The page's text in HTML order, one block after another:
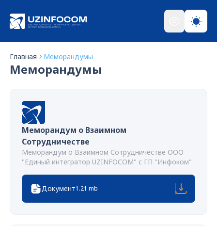
Главная Меморандумы
Меморандумы
Меморандум о Взаимном
Сотрудничестве
Меморандум о Взаимном Сотрудничестве ООО
"Единый интегратор UZINFOCOM" с ГП "Инфоком"
Документ1.21 mb